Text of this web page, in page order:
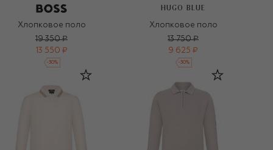
Хлопковое поло
19 350 ₽
13 550 ₽
-30%
HUGO BLUE
Хлопковое поло
13 750 ₽
9 625 ₽
-30%